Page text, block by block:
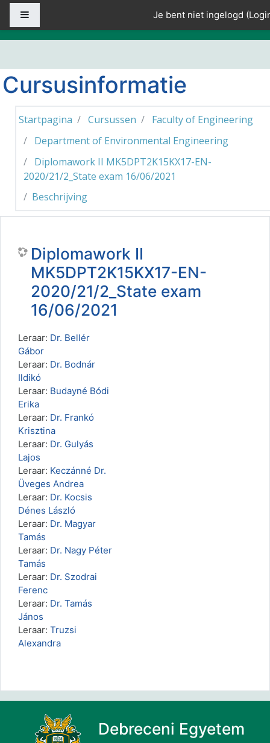
Ga naar hoofdinhoud
Je bent niet ingelogd (
Cursusinformatie
Startpagina Cursussen
Faculty of Engineering
Department of Environmental Engineering
Diplomawork II MK5DPT2K15KX17-EN-
2020/21/2_State exam 16/06/2021
Beschrijving
Diplomawork II
MK5DPT2K15KX17-EN-
2020/21/2_State exam
16/06/2021
Leraar: Dr. Bellér
Gábor
Leraar: Dr. Bodnár
Ildikó
Leraar: Budayné Bódi
Erika
Leraar: Dr. Frankó
Krisztina
Leraar: Dr. Gulyás
Lajos
Leraar: Keczánné Dr.
Üveges Andrea
Leraar: Dr. Kocsis
Dénes László
Leraar: Dr. Magyar
Tamás
Leraar: Dr. Nagy Péter
Tamás
Leraar: Dr. Szodrai
Ferenc
Leraar: Dr. Tamás
János
Leraar: Truzsi
Alexandra
Debreceni Egyetem